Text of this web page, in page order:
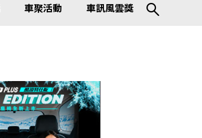
車聚活動 車訊風雲獎